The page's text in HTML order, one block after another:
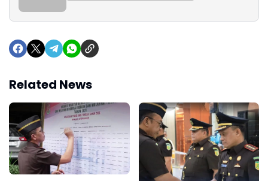
Related News